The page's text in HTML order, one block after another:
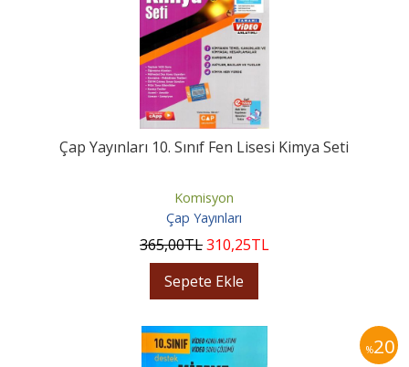
Çap Yayınları 10. Sınıf Fen Lisesi Kimya Seti
Komisyon
Çap Yayınları
365,00TL310,25TL
Sepete Ekle
%20